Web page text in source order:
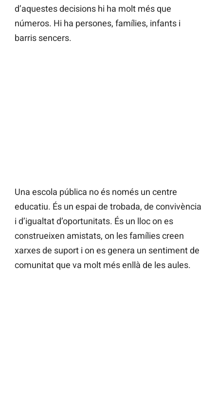
d’aquestes decisions hi ha molt més que
números. Hi ha persones, famílies, infants i
barris sencers.
Una escola pública no és només un centre
educatiu. És un espai de trobada, de convivència
i d’igualtat d’oportunitats. És un lloc on es
construeixen amistats, on les famílies creen
xarxes de suport i on es genera un sentiment de
comunitat que va molt més enllà de les aules.